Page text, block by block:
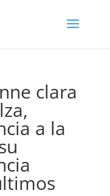
clara
a la